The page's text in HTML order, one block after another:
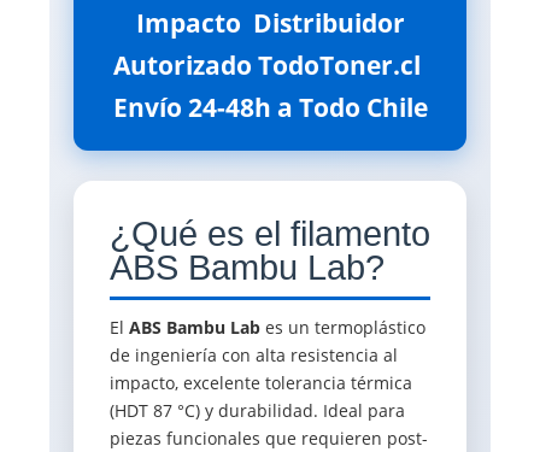
Impacto  Distribuidor
Autorizado TodoToner.cl 
Envío 24-48h a Todo Chile
¿Qué es el filamento
ABS Bambu Lab?
El ABS Bambu Lab es un termoplástico
de ingeniería con alta resistencia al
impacto, excelente tolerancia térmica
(HDT 87 °C) y durabilidad. Ideal para
piezas funcionales que requieren post-